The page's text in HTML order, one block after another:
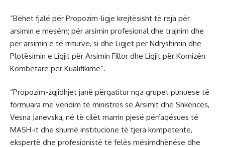
“Bëhet fjalë për Propozim-ligje krejtësisht të reja për
arsimin e mesëm; për arsimin profesional dhe trajnim dhe
për arsimin e të rriturve, si dhe Ligjet për Ndryshimin dhe
Plotësimin e Ligjit për Arsimin Fillor dhe Ligjit për Kornizën
Kombëtare për Kualifikime”.
“Propozim-zgjidhjet janë përgatitur nga grupet punuese të
formuara me vendim të ministres së Arsimit dhe Shkencës,
Vesna Janevska, në të cilët marrin pjesë përfaqësues të
MASH-it dhe shumë institucione të tjera kompetente,
ekspertë dhe profesionistë të felës mësimdhënëse dhe